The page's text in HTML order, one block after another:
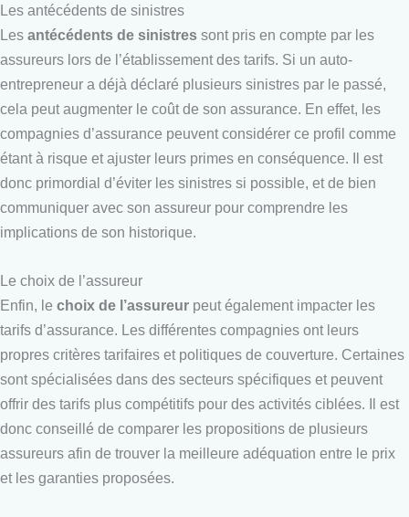
Les antécédents de sinistres
Les antécédents de sinistres sont pris en compte par les
assureurs lors de l’établissement des tarifs. Si un auto-
entrepreneur a déjà déclaré plusieurs sinistres par le passé,
cela peut augmenter le coût de son assurance. En effet, les
compagnies d’assurance peuvent considérer ce profil comme
étant à risque et ajuster leurs primes en conséquence. Il est
donc primordial d’éviter les sinistres si possible, et de bien
communiquer avec son assureur pour comprendre les
implications de son historique.
Le choix de l’assureur
Enfin, le choix de l’assureur peut également impacter les
tarifs d’assurance. Les différentes compagnies ont leurs
propres critères tarifaires et politiques de couverture. Certaines
sont spécialisées dans des secteurs spécifiques et peuvent
offrir des tarifs plus compétitifs pour des activités ciblées. Il est
donc conseillé de comparer les propositions de plusieurs
assureurs afin de trouver la meilleure adéquation entre le prix
et les garanties proposées.